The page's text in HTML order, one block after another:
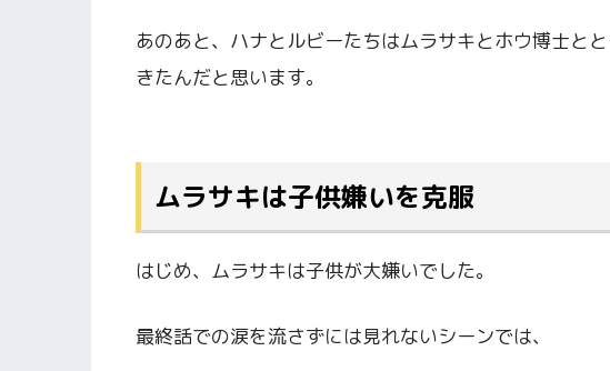
あのあと、ハナとルビーたちはムラサキとホウ博士と
きたんだと思います。
ムラサキは子供嫌いを克服
はじめ、ムラサキは子供が大嫌いでした。
最終話での涙を流さずには見れないシーンでは、